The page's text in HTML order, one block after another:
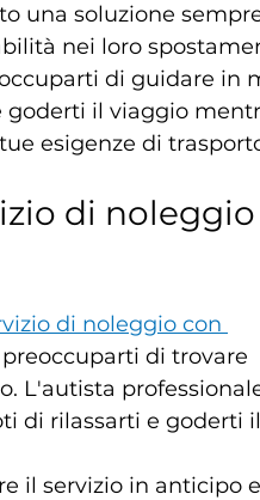
una soluzione
nei loro
di guidare in
goderti il viaggio
esigenze di
di
di noleggio con
di trovare
L'autista
di rilassarti e goderti
il servizio in anticipo